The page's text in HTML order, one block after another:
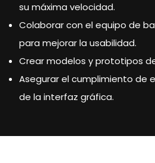
su máxima velocidad.
Colaborar con el equipo de
para mejorar la usabilidad.
Crear modelos y prototipos
Asegurar el cumplimiento de
de la interfaz gráfica.